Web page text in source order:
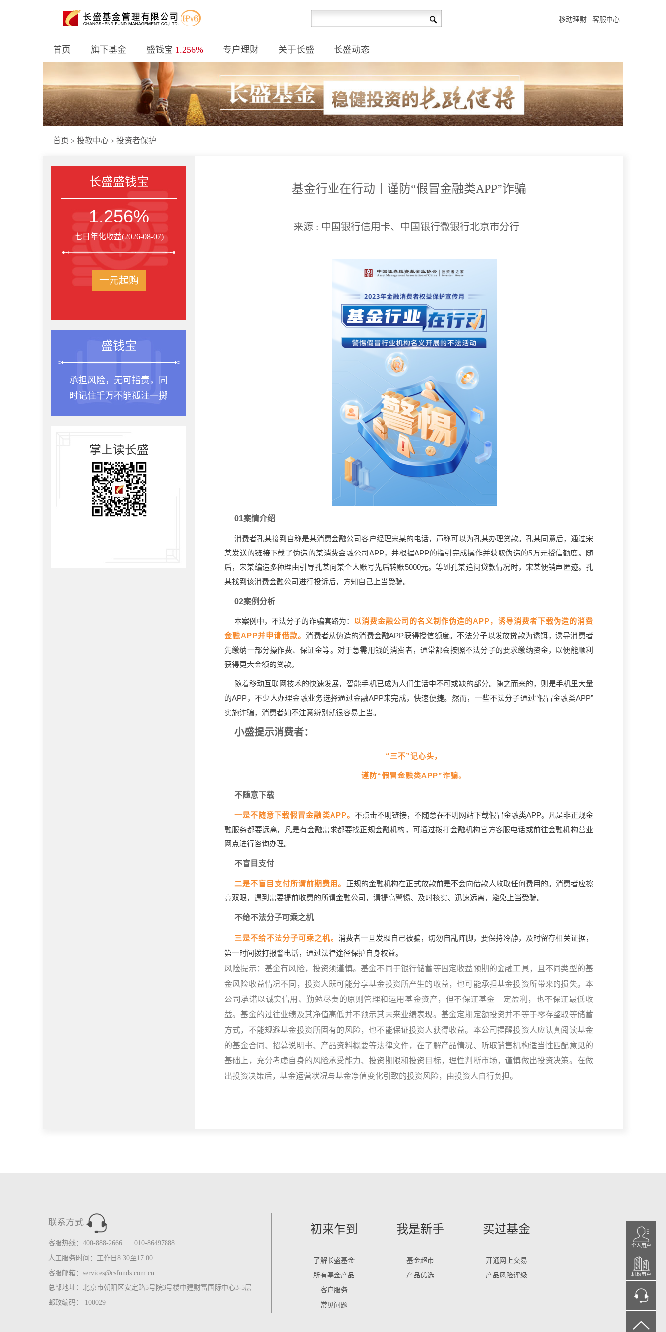
移动理财 客服中心
首页 旗下基金 盛钱宝 1.256% 专户理财 关于长盛 长盛动态
首页 > 投教中心 > 投资者保护
长盛盛钱宝
1.256%
七日年化收益(2026-08-07)
一元起购
盛钱宝
承担风险，无可指责，同
时记住千万不能孤注一掷
掌上读长盛
基金行业在行动丨谨防“假冒金融类APP”诈骗
来源 : 中国银行信用卡、中国银行微银行北京市分行
01案情介绍
消费者孔某接到自称是某消费金融公司客户经理宋某的电话，声称可以为孔某办理贷款。孔某同意后，通过宋
某发送的链接下载了伪造的某消费金融公司APP，并根据APP的指引完成操作并获取伪造的5万元授信额度。随
后，宋某编造多种理由引导孔某向某个人账号先后转账5000元。等到孔某追问贷款情况时，宋某便销声匿迹。孔
某找到该消费金融公司进行投诉后，方知自己上当受骗。
02案例分析
本案例中，不法分子的诈骗套路为： 以消费金融公司的名义制作伪造的APP，诱导消费者下载伪造的消费
金融APP并申请借款。消费者从伪造的消费金融APP获得授信额度。不法分子以发放贷款为诱饵，诱导消费者
先缴纳一部分操作费、保证金等。对于急需用钱的消费者，通常都会按照不法分子的要求缴纳资金，以便能顺利
获得更大金额的贷款。
随着移动互联网技术的快速发展，智能手机已成为人们生活中不可或缺的部分。随之而来的，则是手机里大量
的APP，不少人办理金融业务选择通过金融APP来完成，快速便捷。然而，一些不法分子通过“假冒金融类APP”
实施诈骗，消费者如不注意辨别就很容易上当。
小盛提示消费者：
“三不”记心头，
谨防“假冒金融类APP”诈骗。
不随意下载
一是不随意下载假冒金融类APP。 不点击不明链接，不随意在不明网站下载假冒金融类APP。凡是非正规金
融服务都要远离，凡是有金融需求都要找正规金融机构，可通过拨打金融机构官方客服电话或前往金融机构营业
网点进行咨询办理。
不盲目支付
二是不盲目支付所谓前期费用。 正规的金融机构在正式放款前是不会向借款人收取任何费用的。消费者应擦
亮双眼，遇到需要提前收费的所谓金融公司，请提高警惕、及时核实、迅速远离，避免上当受骗。
不给不法分子可乘之机
三是不给不法分子可乘之机。 消费者一旦发现自己被骗，切勿自乱阵脚，要保持冷静，及时留存相关证据，
第一时间拨打报警电话，通过法律途径保护自身权益。
风险提示：基金有风险，投资须谨慎。基金不同于银行储蓄等固定收益预期的金融工具，且不同类型的基
金风险收益情况不同，投资人既可能分享基金投资所产生的收益，也可能承担基金投资所带来的损失。本
公司承诺以诚实信用、勤勉尽责的原则管理和运用基金资产，但不保证基金一定盈利，也不保证最低收
益。基金的过往业绩及其净值高低并不预示其未来业绩表现。基金定期定额投资并不等于零存整取等储蓄
方式，不能规避基金投资所固有的风险，也不能保证投资人获得收益。本公司提醒投资人应认真阅读基金
的基金合同、招募说明书、产品资料概要等法律文件，在了解产品情况、听取销售机构适当性匹配意见的
基础上，充分考虑自身的风险承受能力、投资期限和投资目标，理性判断市场，谨慎做出投资决策。在做
出投资决策后，基金运营状况与基金净值变化引致的投资风险，由投资人自行负担。
联系方式
客服热线：400-888-2666 010-86497888
人工服务时间：工作日8:30至17:00
客服邮箱：services@csfunds.com.cn
总部地址：北京市朝阳区安定路5号院3号楼中建财富国际中心3-5层
邮政编码： 100029
初来乍到
了解长盛基金
所有基金产品
客户服务
常见问题
我是新手
基金超市
产品优选
买过基金
开通网上交易
产品风险评级
个人用户
机构用户